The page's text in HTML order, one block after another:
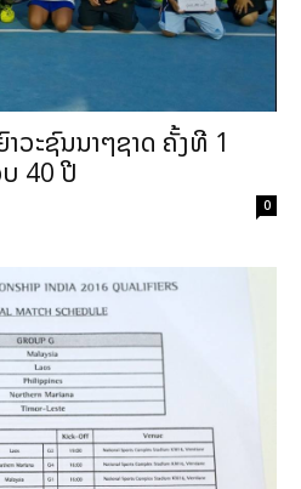
ວະຊົນນາໆຊາດ‬ ຄັ້ງທີ 1
40 ປີ
0